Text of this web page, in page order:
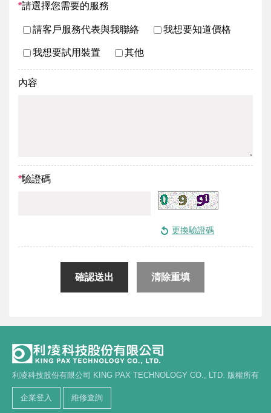
*請選擇您需要的服務
請客戶服務代表與我聯絡 我想要知道價格
我想要試用裝置 其他
內容
*驗證碼
利凌科技股份有限公司 KING PAX TECHNOLOGY CO., LTD. 版權所有
企業登入 維修查詢